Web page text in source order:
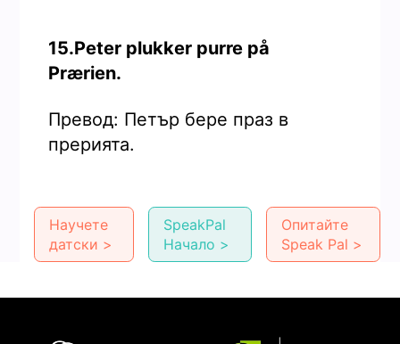
15.Peter plukker purre på
Prærien.
Превод: Петър бере праз в
прерията.
Научете
датски >
SpeakPal
Начало >
Опитайте
Speak Pal >